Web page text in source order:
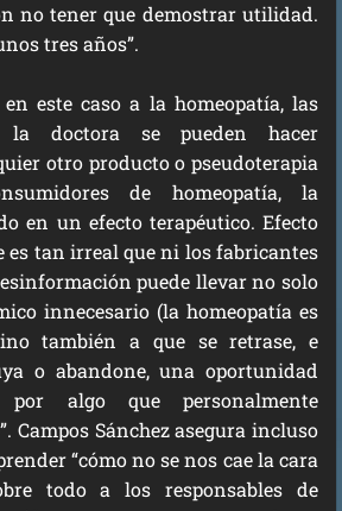
no tener que demostrar utilidad.
tres años”.
este caso a la homeopatía, las
la doctora se pueden hacer
otro producto o pseudoterapia
de homeopatía, la
en un efecto terapéutico. Efecto
es tan irreal que ni los fabricantes
puede llevar no solo
innecesario (la homeopatía es
también a que se retrase, e
o abandone, una oportunidad
por algo que personalmente
Campos Sánchez asegura incluso
“cómo no se nos cae la cara
todo a los responsables de